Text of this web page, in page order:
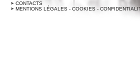
CONTACTS
MENTIONS LÉGALES - COOKIES -